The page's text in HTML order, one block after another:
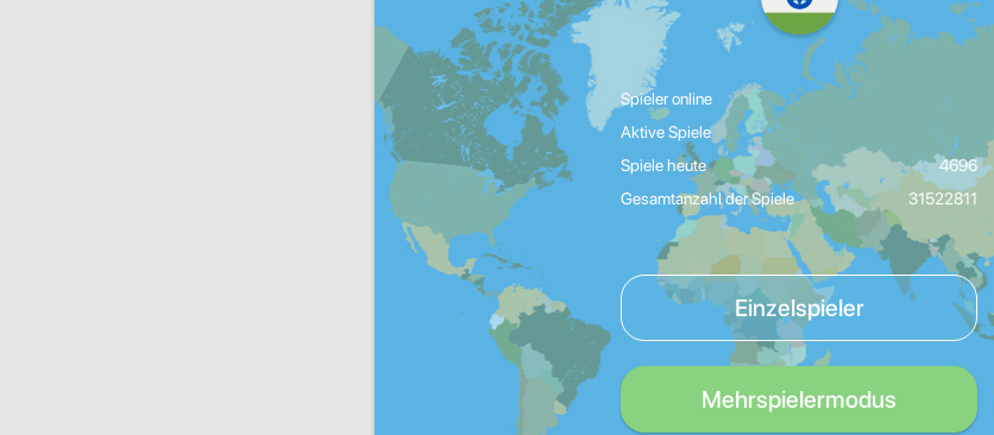
Spieler online
Aktive Spiele
Spiele heute
4696
Gesamtanzahl der Spiele
31522811
Einzelspieler
Mehrspielermodus